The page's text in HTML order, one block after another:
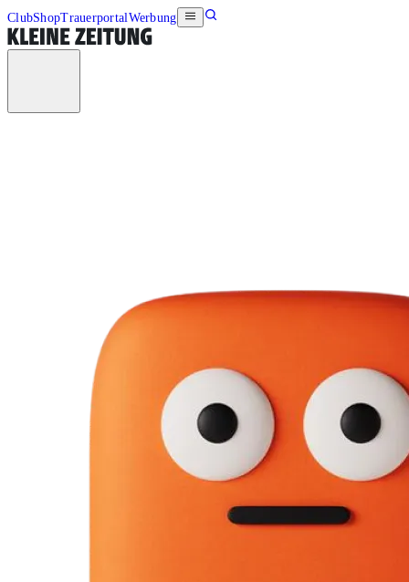
ClubShopTrauerportalWerbung